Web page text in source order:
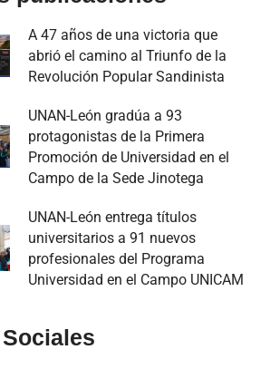
A 47 años de una victoria que
abrió el camino al Triunfo de la
Revolución Popular Sandinista
UNAN-León gradúa a 93
protagonistas de la Primera
Promoción de Universidad en el
Campo de la Sede Jinotega
UNAN-León entrega títulos
universitarios a 91 nuevos
profesionales del Programa
Universidad en el Campo UNICAM